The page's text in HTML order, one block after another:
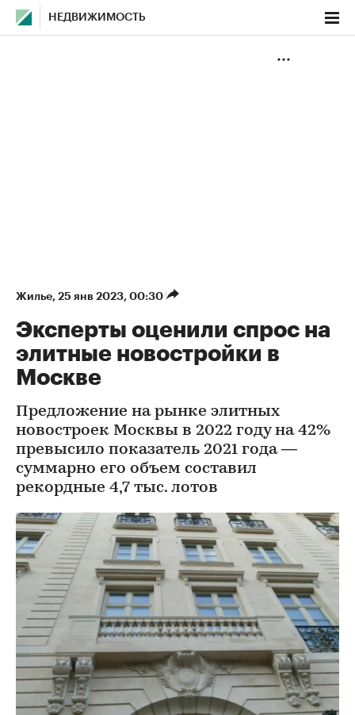
НЕДВИЖИМОСТЬ
Жилье⁠, 25 янв 2023, 00:30
Эксперты оценили спрос на
элитные новостройки в
Москве
Предложение на рынке элитных
новостроек Москвы в 2022 году на 42%
превысило показатель 2021 года —
суммарно его объем составил
рекордные 4,7 тыс. лотов